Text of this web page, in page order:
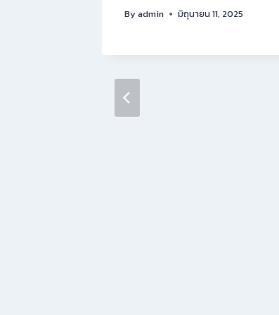
Byadmin มิถุนายน 11, 2025